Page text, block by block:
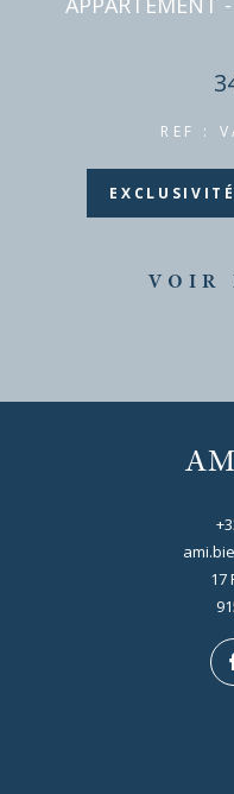
REF :
EXCLUSIVITÉ
VOIR
17